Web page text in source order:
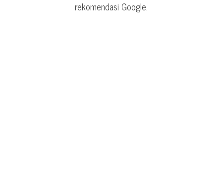
rekomendasi Google.